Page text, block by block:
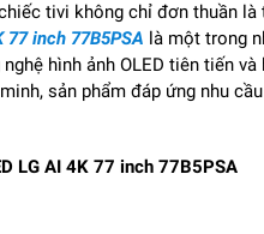
tivi không chỉ đơn thuần là
77 inch 77B5PSA là một trong
nghệ hình ảnh OLED tiên tiến và
sản phẩm đáp ứng nhu
LG AI 4K 77 inch 77B5PSA